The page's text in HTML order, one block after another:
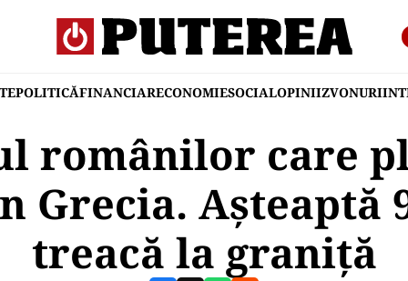
POLITICĂFINANCIARECONOMIESOCIALOPINIIZVONURI
românilor care
Grecia. Așteaptă
treacă la graniță